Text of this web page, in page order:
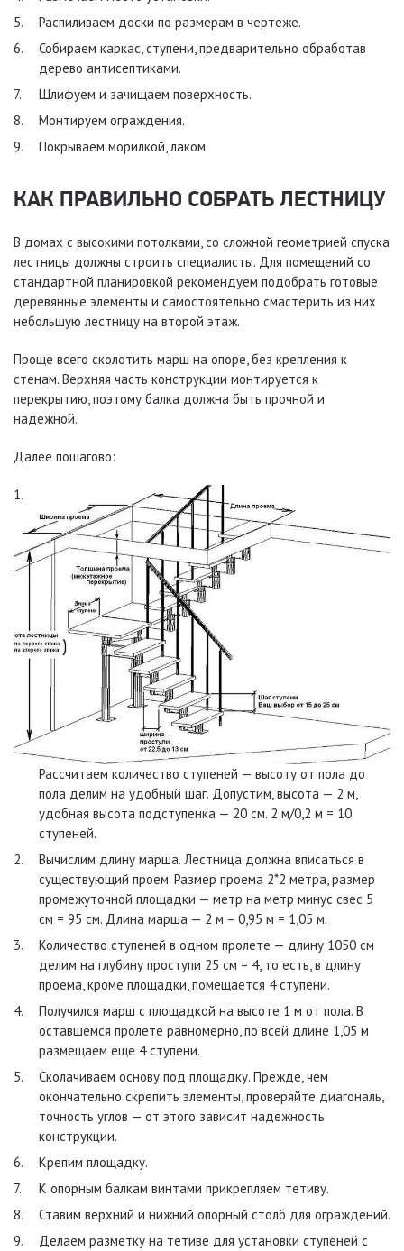
Распиливаем доски по размерам в чертеже.
Собираем каркас, ступени, предварительно обработав
дерево антисептиками.
Шлифуем и зачищаем поверхность.
Монтируем ограждения.
Покрываем морилкой, лаком.
КАК ПРАВИЛЬНО СОБРАТЬ ЛЕСТНИЦУ
В домах с высокими потолками, со сложной геометрией спуска
лестницы должны строить специалисты. Для помещений со
стандартной планировкой рекомендуем подобрать готовые
деревянные элементы и самостоятельно смастерить из них
небольшую лестницу на второй этаж.
Проще всего сколотить марш на опоре, без крепления к
стенам. Верхняя часть конструкции монтируется к
перекрытию, поэтому балка должна быть прочной и
надежной.
Далее пошагово:
Рассчитаем количество ступеней — высоту от пола до
пола делим на удобный шаг. Допустим, высота — 2 м,
удобная высота подступенка — 20 см. 2 м/0,2 м = 10
ступеней.
Вычислим длину марша. Лестница должна вписаться в
существующий проем. Размер проема 2*2 метра, размер
промежуточной площадки — метр на метр минус свес 5
см = 95 см. Длина марша — 2 м – 0,95 м = 1,05 м.
Количество ступеней в одном пролете — длину 1050 см
делим на глубину проступи 25 см = 4, то есть, в длину
проема, кроме площадки, помещается 4 ступени.
Получился марш с площадкой на высоте 1 м от пола. В
оставшемся пролете равномерно, по всей длине 1,05 м
размещаем еще 4 ступени.
Сколачиваем основу под площадку. Прежде, чем
окончательно скрепить элементы, проверяйте диагональ,
точность углов — от этого зависит надежность
конструкции.
Крепим площадку.
К опорным балкам винтами прикрепляем тетиву.
Ставим верхний и нижний опорный столб для ограждений.
Делаем разметку на тетиве для установки ступеней с